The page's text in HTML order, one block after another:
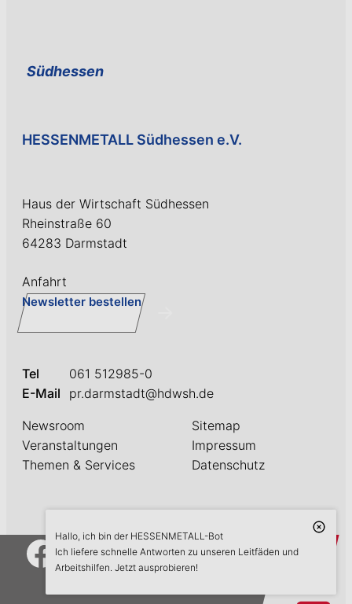
Südhessen
HESSENMETALL Südhessen e.V.
Haus der Wirtschaft Südhessen
Rheinstraße 60
64283 Darmstadt
Anfahrt
Newsletter bestellen
Tel
061 512985-0
E-Mail
pr.darmstadt@hdwsh.de
Newsroom
Veranstaltungen
Themen & Services
Sitemap
Impressum
Datenschutz
Hallo, ich bin der HESSENMETALL-Bot
Ich liefere schnelle Antworten zu unseren Leitfäden und
Arbeitshilfen. Jetzt ausprobieren!